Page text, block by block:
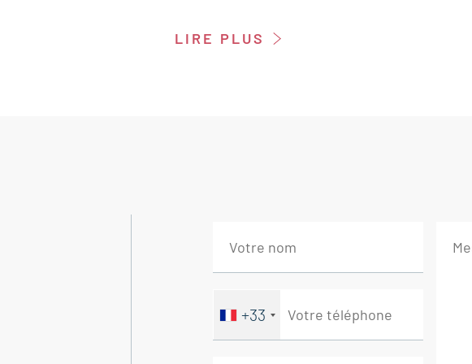
WC 2 m²
Chambre 11,5 m² avec penderie
LIRE PLUS
+33